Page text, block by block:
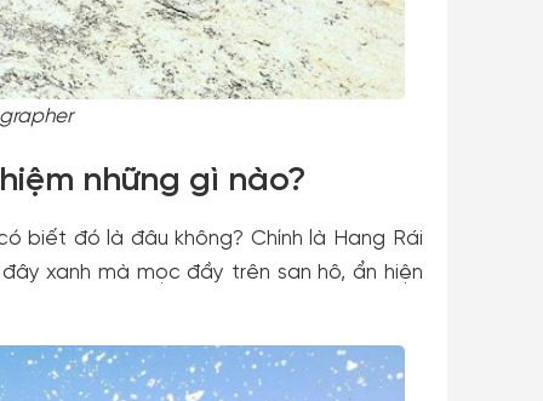
những gì nào?
biết đó là đâu không? Chính là Hang Rái
xanh mà mọc đầy trên san hô, ẩn hiện